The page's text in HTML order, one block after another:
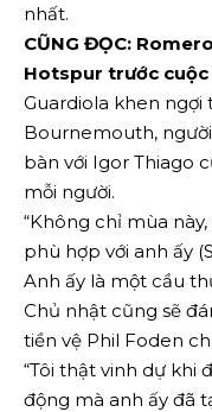
nhất.
CŨNG ĐỌC:
Hotspur trước cuộc
Guardiola khen ngợi
Bournemouth,
bàn với Igor Thiago
mỗi người.
“Không chỉ mùa
phù hợp với anh ấy
Anh ấy là một cầu
Chủ nhật cũng sẽ
tiền vệ Phil Foden
“Tôi thật vinh dự khi
động mà anh ấy đã